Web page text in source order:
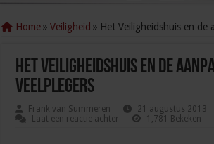
Home » Veiligheid » Het Veiligheidshuis en de
Het Veiligheidshuis en de
veelplegers
Frank van Summeren 21 augustus 2013
Laat een reactie achter
1,781 Bekeken